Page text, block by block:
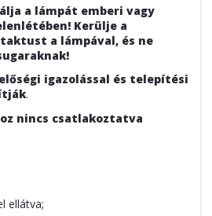
a lámpát emberi vagy
Kerülje a
a lámpával, és ne
igazolással és telepítési
.
nincs csatlakoztatva
ellátva;